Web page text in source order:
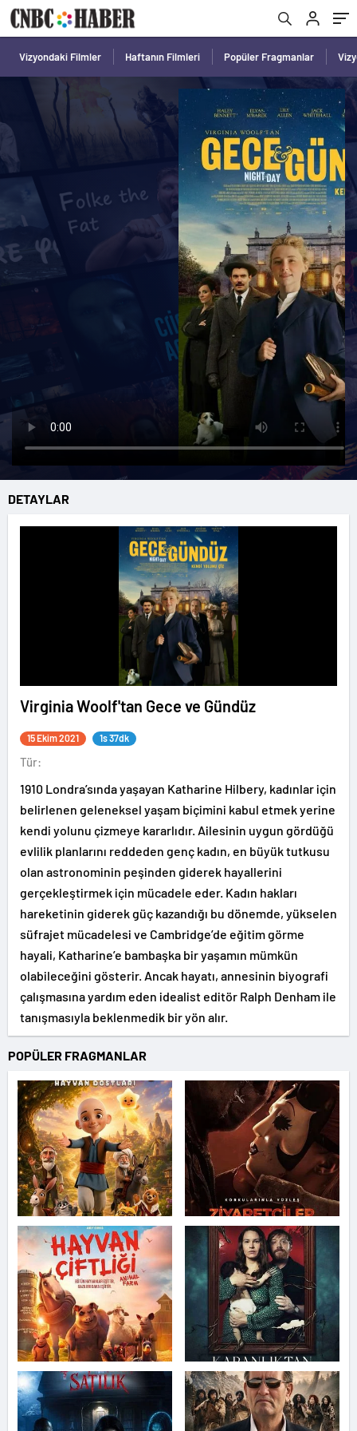
Vizyondaki Filmler Haftanın Filmleri Popüler Fragmanlar
DETAYLAR
Virginia Woolf'tan Gece ve Gündüz
15 Ekim 2021 1s 37dk
Tür:
1910 Londra’sında yaşayan Katharine Hilbery, kadınlar için
belirlenen geleneksel yaşam biçimini kabul etmek yerine
kendi yolunu çizmeye kararlıdır. Ailesinin uygun gördüğü
evlilik planlarını reddeden genç kadın, en büyük tutkusu
olan astronominin peşinden giderek hayallerini
gerçekleştirmek için mücadele eder. Kadın hakları
hareketinin giderek güç kazandığı bu dönemde, yükselen
süfrajet mücadelesi ve Cambridge’de eğitim görme
hayali, Katharine’e bambaşka bir yaşamın mümkün
olabileceğini gösterir. Ancak hayatı, annesinin biyografi
çalışmasına yardım eden idealist editör Ralph Denham ile
tanışmasıyla beklenmedik bir yön alır.
POPÜLER FRAGMANLAR